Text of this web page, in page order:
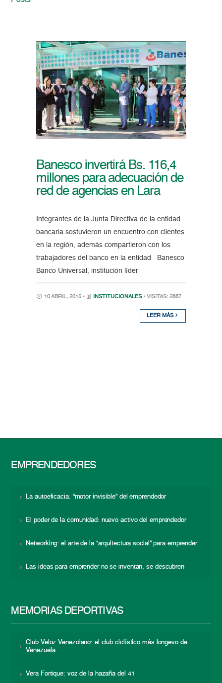
Banesco invertirá Bs. 116,4
millones para adecuación de
red de agencias en Lara
Integrantes de la Junta Directiva de la entidad
bancaria sostuvieron un encuentro con clientes
en la región, además compartieron con los
trabajadores del banco en la entidad Banesco
Banco Universal, institución líder
10 ABRIL, 2015 • INSTITUCIONALES • VISITAS: 2887
LEER MÁS
EMPRENDEDORES
La autoeficacia: “motor invisible” del emprendedor
El poder de la comunidad: nuevo activo del emprendedor
Networking: el arte de la “arquitectura social” para emprender
Las ideas para emprender no se inventan, se descubren
MEMORIAS DEPORTIVAS
Club Veloz Venezolano: el club ciclístico más longevo de
Venezuela
Vera Fortique: voz de la hazaña del 41